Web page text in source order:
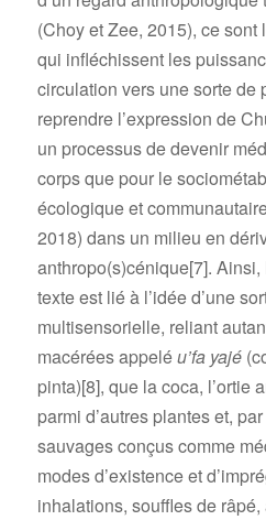
(Choy et Zee, 2015), ce sont
qui infléchissent les
circulation vers une sorte de
reprendre l’expression de
un processus de devenir
corps que pour le
écologique et
2018) dans un milieu en
anthropo(s)cénique[7].
texte est lié à l’idée d’une
multisensorielle, reliant
macérées appeléu’fa yajé
pinta)[8], que la coca, l’ortie
parmi d’autres plantes et,
sauvages conçus comme
modes d’existence et
inhalations, souffles de